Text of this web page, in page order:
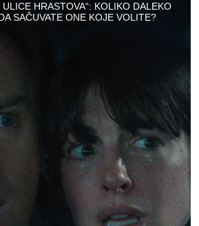
HRASTOVA“: KOLIKO DALEKO
SAČUVATE ONE KOJE VOLITE?